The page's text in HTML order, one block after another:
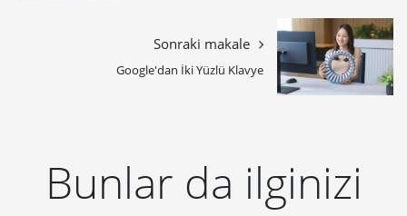
Sonraki makale
Google'dan İki Yüzlü Klavye
Bunlar da ilginizi